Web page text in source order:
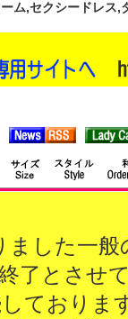
ム,セクシードレス
ました一
了とさせ
ておりま